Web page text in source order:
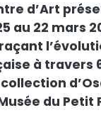
d’Art
au 22 mars
à travers
du Petit